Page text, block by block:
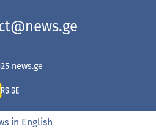
news.ge
in English